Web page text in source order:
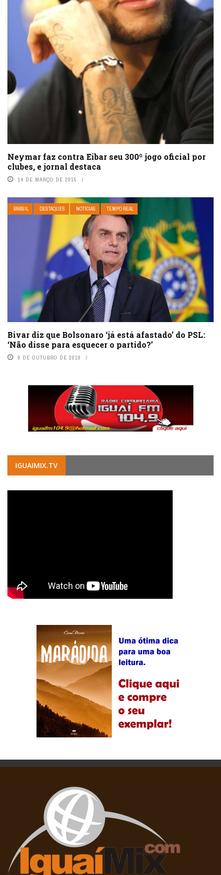
Neymar faz contra Eibar seu 300º jogo oficial por
clubes, e jornal destaca
14 DE MARÇO DE 2015
BRASIL DESTAQUES NOTÍCIAS TEMPO REAL
Bivar diz que Bolsonaro ‘já está afastado’ do PSL:
‘Não disse para esquecer o partido?’
9 DE OUTUBRO DE 2019
IGUAIMIX.TV